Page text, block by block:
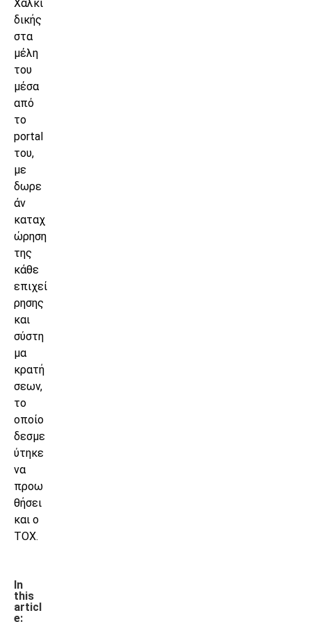
Χαλκι
δικής
στα
μέλη
του
μέσα
από
το
portal
του,
με
δωρε
άν
καταχ
ώρηση
της
κάθε
επιχεί
ρησης
και
σύστη
μα
κρατή
σεων,
το
οποίο
δεσμε
ύτηκε
να
προω
θήσει
και ο
ΤΟΧ.
In
this
articl
e: